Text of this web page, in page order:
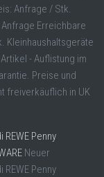
Anfrage / Stk.
Erreichbare
Kleinhaushaltsgeräte
- Auflistung im
Preise und
freiverkäuflich in UK
Penny
Neuer
Penny